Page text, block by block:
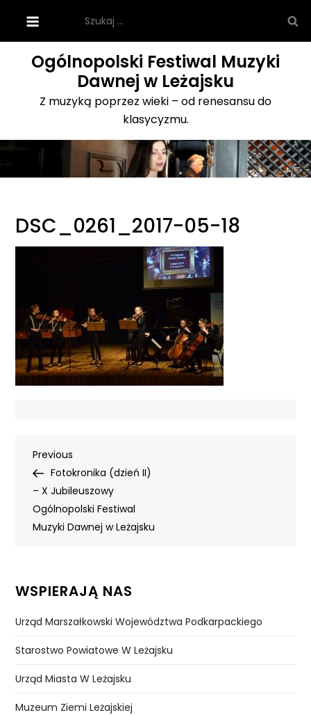
content
Ogólnopolski Festiwal Muzyki
Dawnej w Leżajsku
Z muzyką poprzez wieki – od renesansu do
klasycyzmu.
DSC_0261_2017-05-18
Nawigacja
wpisu
Previous
Post
Previous
Fotokronika (dzień II)
– X Jubileuszowy
Ogólnopolski Festiwal
Muzyki Dawnej w Leżajsku
WSPIERAJĄ NAS
Urząd Marszałkowski Województwa Podkarpackiego
Starostwo Powiatowe W Leżajsku
Urząd Miasta W Leżajsku
Muzeum Ziemi Leżajskiej